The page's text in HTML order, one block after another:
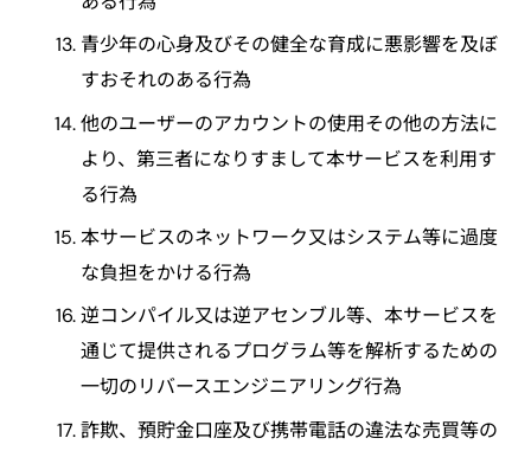
青少年の心身及びその健全な育成に悪影響を及ぼ
すおそれのある行為
他のユーザーのアカウントの使用その他の方法に
より、第三者になりすまして本サービスを利用す
る行為
本サービスのネットワーク又はシステム等に過度
な負担をかける行為
逆コンパイル又は逆アセンブル等、本サービスを
通じて提供されるプログラム等を解析するための
一切のリバースエンジニアリング行為
詐欺、預貯金口座及び携帯電話の違法な売買等の